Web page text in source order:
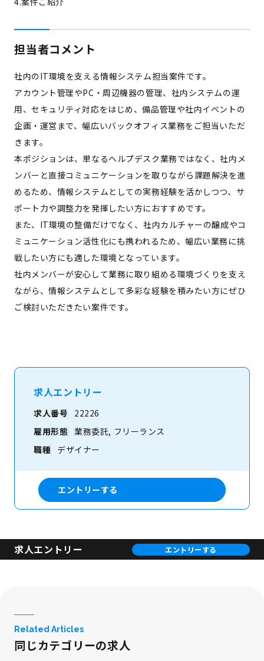
担当者コメント
社内のIT環境を支える情報システム担当案件です。
アカウント管理やPC・周辺機器の管理、社内システムの運
用、セキュリティ対応をはじめ、備品管理や社内イベントの
企画・運営まで、幅広いバックオフィス業務をご担当いただ
きます。
本ポジションは、単なるヘルプデスク業務ではなく、社内メ
ンバーと直接コミュニケーションを取りながら課題解決を進
めるため、情報システムとしての実務経験を活かしつつ、サ
ポート力や調整力を発揮したい方におすすめです。
また、IT環境の整備だけでなく、社内カルチャーの醸成やコ
ミュニケーション活性化にも携われるため、幅広い業務に挑
戦したい方にも適した環境となっています。
社内メンバーが安心して業務に取り組める環境づくりを支え
ながら、情報システムとして多彩な経験を積みたい方にぜひ
ご検討いただきたい案件です。
求人エントリー
求人番号
22226
雇用形態 業務委託, フリーランス
職種
デザイナー
エントリーする
求人エントリー エントリーする
Related Articles
同じカテゴリーの求人